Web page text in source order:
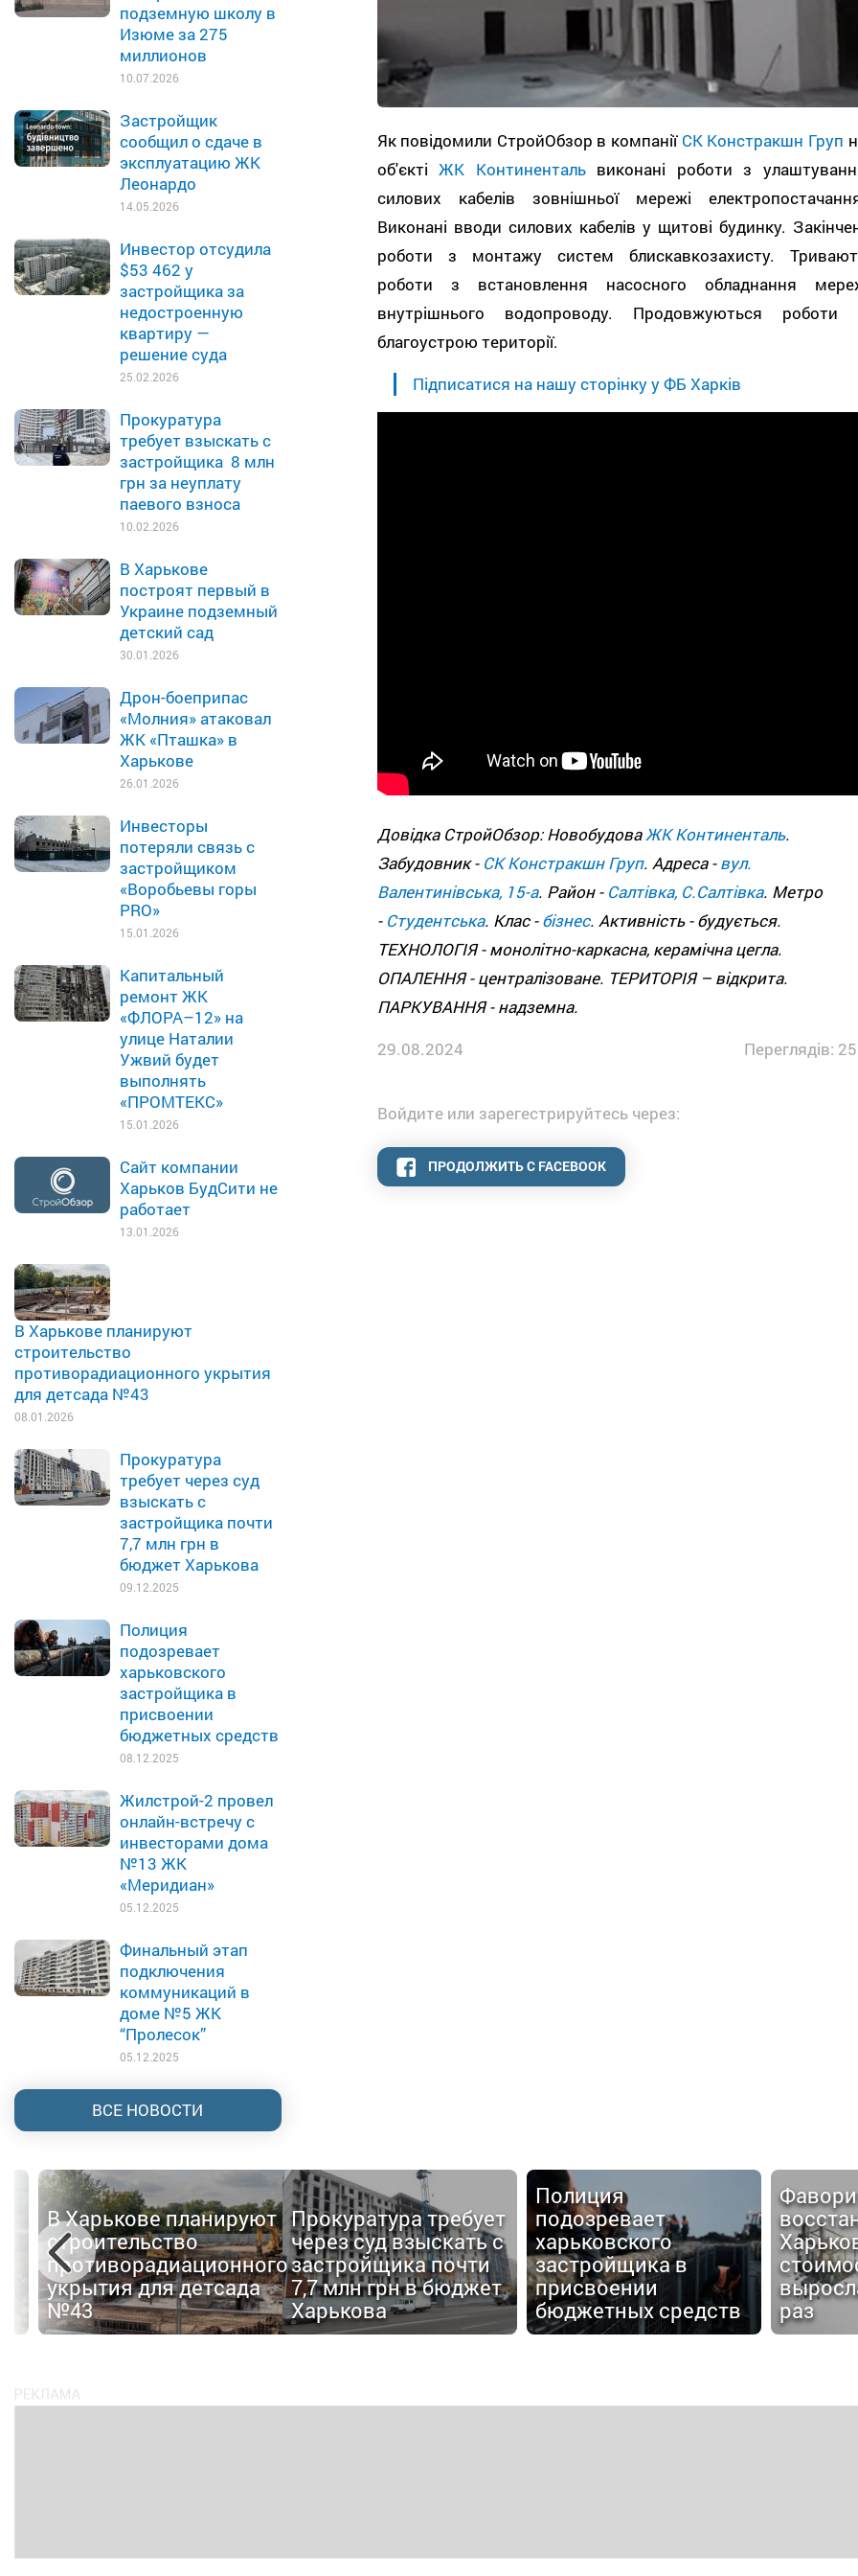
подземную школу в
Изюме за 275
миллионов
10.07.2026
Застройщик
сообщил о сдаче в
эксплуатацию ЖК
Леонардо
14.05.2026
Инвестор отсудила
$53 462 у
застройщика за
недостроенную
квартиру —
решение суда
25.02.2026
Прокуратура
требует взыскать с
застройщика 8 млн
грн за неуплату
паевого взноса
10.02.2026
В Харькове
построят первый в
Украине подземный
детский сад
30.01.2026
Дрон-боеприпас
«Молния» атаковал
ЖК «Пташка» в
Харькове
26.01.2026
Инвесторы
потеряли связь с
застройщиком
«Воробьевы горы
PRO»
15.01.2026
Капитальный
ремонт ЖК
«ФЛОРА–12» на
улице Наталии
Ужвий будет
выполнять
«ПРОМТЕКС»
15.01.2026
Сайт компании
Харьков БудСити не
работает
13.01.2026
В Харькове планируют
строительство
противорадиационного укрытия
для детсада №43
08.01.2026
Прокуратура
требует через суд
взыскать с
застройщика почти
7,7 млн грн в
бюджет Харькова
09.12.2025
Полиция
подозревает
харьковского
застройщика в
присвоении
бюджетных средств
08.12.2025
Жилстрой-2 провел
онлайн-встречу с
инвесторами дома
№13 ЖК
«Меридиан»
05.12.2025
Финальный этап
подключения
коммуникаций в
доме №5 ЖК
“Пролесок”
05.12.2025
ВСЕ НОВОСТИ
Як повідомили СтройОбзор в компанії СК Констракшн Груп
об'єкті ЖК Континентальвиконані роботи з
силових кабелів зовнішньої мережі
Виконані вводи силових кабелів у щитові будинку.
роботи з монтажу систем блискавкозахисту.
роботи з встановлення насосного обладнання
внутрішнього водопроводу. Продовжуються роботи
благоустрою території.
Підписатися на нашу сторінку у ФБ Харків
Довідка СтройОбзор: НовобудоваЖК Континенталь.
Забудовник - СК Констракшн Груп. Адреса -вул.
Валентинівська, 15-а. Район - Салтівка, С.Салтівка. Метро
- Студентська. Клас -бізнес. Активність - будується.
ТЕХНОЛОГІЯ - монолітно-каркасна, керамічна цегла.
ОПАЛЕННЯ - централізоване. ТЕРИТОРІЯ – відкрита.
ПАРКУВАННЯ - надземна.
29.08.2024
Переглядів:
Войдите или зарегестрируйтесь через:
ПРОДОЛЖИТЬ С FACEBOOK
Прокуратура требует
через суд взыскать с
застройщика почти
7,7 млн грн в бюджет
Харькова
Полиция
подозревает
харьковского
застройщика в
присвоении
бюджетных средств
Фаворит
восстановления
Харькова изменился:
стоимость ремонтов
выросла в несколько
раз
поле